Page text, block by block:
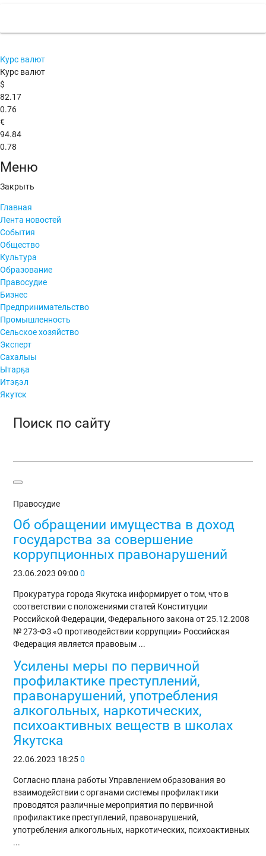
Курс валют
Курс валют
$
82.17
0.76
€
94.84
0.78
Меню
Закрыть
Главная
Лента новостей
События
Общество
Культура
Образование
Правосудие
Бизнес
Предпринимательство
Промышленность
Сельское хозяйство
Эксперт
Сахалыы
Ытарҕа
Итэҕэл
Якутск
Поиск по сайту
Правосудие
Об обращении имущества в доход
государства за совершение
коррупционных правонарушений
23.06.2023 09:00 0
Прокуратура города Якутска информирует о том, что в
соответствии с положениями статей Конституции
Российской Федерации, Федерального закона от 25.12.2008
№ 273-ФЗ «О противодействии коррупции» Российская
Федерация является правовым ...
Усилены меры по первичной
профилактике преступлений,
правонарушений, употребления
алкогольных, наркотических,
психоактивных веществ в школах
Якутска
22.06.2023 18:25 0
Согласно плана работы Управлением образования во
взаимодействии с органами системы профилактики
проводятся различные мероприятия по первичной
профилактике преступлений, правонарушений,
употребления алкогольных, наркотических, психоактивных
...